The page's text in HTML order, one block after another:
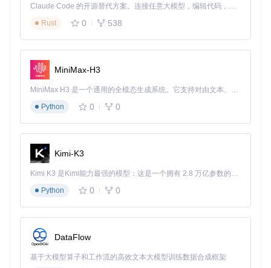
python -m venv venv && source
安装进程管理工具：
配置定时任务实现周期性自动更新
数据爬取的关键技术点
请求稳定性保障机制
EC = 2
启用分批处理：
最大值）
实现自动重试逻辑：捕获5xx错误状态码并设置3次重
内容解析核心函数
get_data(url)
自动识别"加载更多"触发条件
Claude Code 的开源替代方案。连接任意大模型，编辑代码，运行命令，自动验证 — 全自动执行。用 Rust 构建，极致性能。 ｜ An open-source alternative to Claude Code. Connect any LLM, edit code, run commands, and verify changes — autonomously. Built in Rust for speed. Get Started
Rust
0 538
MiniMax-H3
MiniMax H3 是一个通用的全模态生成系统。它支持对由文本、图像、视频和音频组成的多模态上下文进行统一理解，并能生成分辨率高达 2K、时长可达 15 秒的带原生立体声音频的视频。得益于面向任务泛化的系统设计，H3 在预训练阶段就已具备广泛的多模态上下文理解与生成能力，能够出色地执行复杂的多模态指令。
Python
0 0
Kimi-K3
Kimi K3 是Kimi能力最强的模型：这是一个拥有 2.8 万亿参数的混合专家（MoE）模型，具备原生视觉理解能力，并支持 100 万 token 的上下文窗口。
Python
0 0
DataFlow
基于大模型算子和工作流的高效文本大模型训练数据合成框架